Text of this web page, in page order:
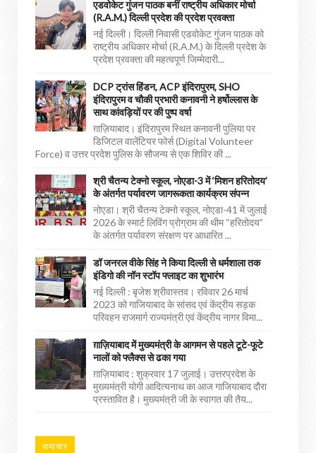
एडवोकेट गुंजन पाठक बनीं राष्ट्रीय अधिकार मोर्चा
(R.A.M.) दिल्ली प्रदेश की प्रदेश प्रवक्ता
नई दिल्ली। दिल्ली निवासी एडवोकेट गुंजन पाठक को
राष्ट्रीय अधिकार मोर्चा (R.A.M.) के दिल्ली प्रदेश के
प्रदेश प्रवक्ता की महत्वपूर्ण जिम्मेदारी...
DCP ट्रांस हिंडन, ACP इंदिरापुरम, SHO
इंदिरापुरम व चौकी प्रभारी कनावनी ने हर्षोल्लास के
साथ कांवड़ियों पर की पुष्प वर्षा
ग़ाज़ियाबाद। इंदिरापुरम स्थित कनावनी पुलिया पर
डिजिटल वालेंटियर फोर्स (Digital Volunteer
Force) व उत्तर प्रदेश पुलिस के सौजन्य से एक शिविर की ...
श्री चैतन्य टेक्नो स्कूल, नोएडा-3 में ‘मिशन हरितोदय’
के अंतर्गत पर्यावरण जागरूकता कार्यक्रम संपन्न
नोएडा। श्री चैतन्य टेक्नो स्कूल, नोएडा-41 में जुलाई
2026 के स्मार्ट लिविंग प्रोग्राम की थीम “हरितोदय”
के अंतर्गत पर्यावरण संरक्षण पर आधारित ...
डॉ जनरल वीके सिंह ने किया दिल्ली से धर्मशाला तक
इंडिगो की नॉन स्टॉप फ्लाइट का शुभारंभ
नई दिल्ली : बृजेश श्रीवास्तव। रविवार 26 मार्च
2023 को गाजियाबाद के सांसद एवं केंद्रीय सड़क
परिवहन राजमार्ग राज्यमंत्री एवं केंद्रीय नागर विमा...
ग़ाज़ियाबाद में मुख्यमंत्री के आगमन से पहले टूटे-फूटे
नालों को फ्लैक्स से ढका गया
ग़ाज़ियाबाद : शुक्रवार 17 जुलाई। उत्तरप्रदेश के
मुख्यमंत्री योगी आदित्यनाथ का आज गाजियाबाद दौरा
प्रस्तावित है। मुख्यमंत्री जी के स्वागत की तैय...
समाचार